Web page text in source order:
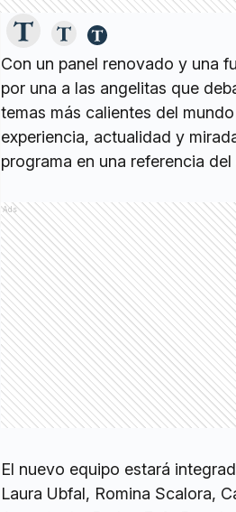
Con un panel renovado y una
por una a las angelitas que
temas más calientes del
experiencia, actualidad y
programa en una referencia del
Ads
El nuevo equipo estará
Laura Ubfal, Romina Scalora,